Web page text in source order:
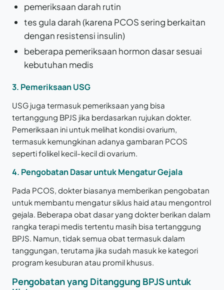
pemeriksaan darah rutin
tes gula darah (karena PCOS sering berkaitan
dengan resistensi insulin)
beberapa pemeriksaan hormon dasar sesuai
kebutuhan medis
3. Pemeriksaan USG
USG juga termasuk pemeriksaan yang bisa
tertanggung BPJS jika berdasarkan rujukan dokter.
Pemeriksaan ini untuk melihat kondisi ovarium,
termasuk kemungkinan adanya gambaran PCOS
seperti folikel kecil-kecil di ovarium.
4. Pengobatan Dasar untuk Mengatur Gejala
Pada PCOS, dokter biasanya memberikan pengobatan
untuk membantu mengatur siklus haid atau mengontrol
gejala. Beberapa obat dasar yang dokter berikan dalam
rangka terapi medis tertentu masih bisa tertanggung
BPJS. Namun, tidak semua obat termasuk dalam
tanggungan, terutama jika sudah masuk ke kategori
program kesuburan atau promil khusus.
Pengobatan yang Ditanggung BPJS untuk